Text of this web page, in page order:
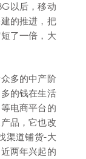
以后，移动
的推进，把
了一倍，大
多的中产阶
的钱在生活
电商平台的
品，它也改
渠道铺货-大
两年兴起的